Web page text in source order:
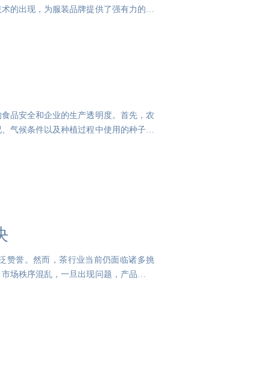
的出现，为服装品牌提供了强有力的武
品安全和企业的生产透明度。首先，农
气候条件以及种植过程中使用的种子、
赞誉。然而，茶行业当前仍面临诸多挑
场秩序混乱，一旦出现问题，产品召回